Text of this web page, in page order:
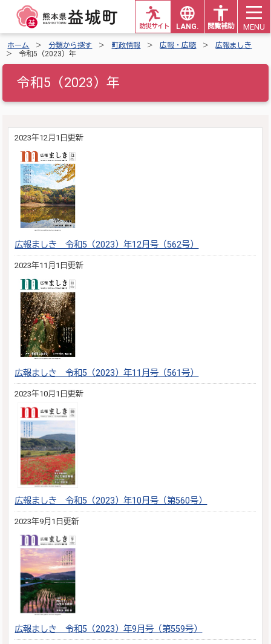
LANG. 閲覧補助
防災サイト MENU
ホーム 分類から探す 町政情報 広報・広聴
広報ましき
令和5（2023）年
令和5（2023）年
2023年12月1日更新
広報ましき 令和5（2023）年12月号（562号）
2023年11月1日更新
広報ましき 令和5（2023）年11月号（561号）
2023年10月1日更新
広報ましき 令和5（2023）年10月号（第560号）
2023年9月1日更新
広報ましき 令和5（2023）年9月号（第559号）